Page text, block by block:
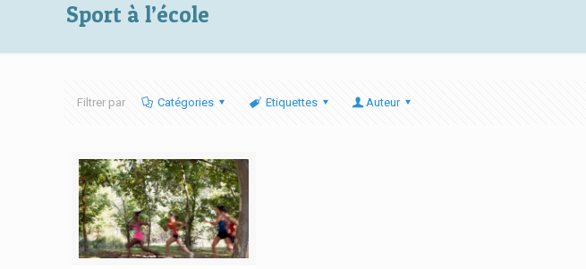
Sport à l’école
Filtrer par Catégories Etiquettes Auteur